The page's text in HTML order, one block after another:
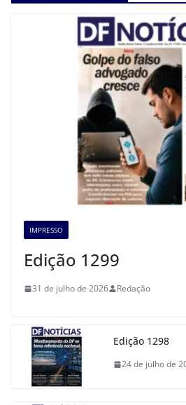
IMPRESSO
Edição 1299
31 de julho de 2026 Redação
Edição 1298
24 de julho de